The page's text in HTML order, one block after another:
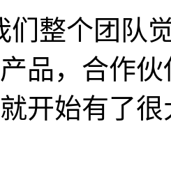
们整个团队
品，合作
开始有了